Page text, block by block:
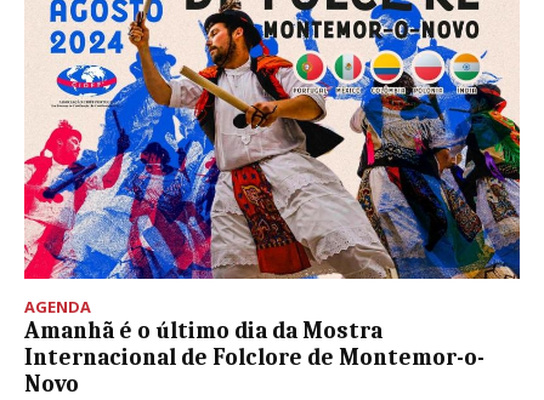
AGENDA
Amanhã é o último dia da Mostra
Internacional de Folclore de Montemor-o-
Novo